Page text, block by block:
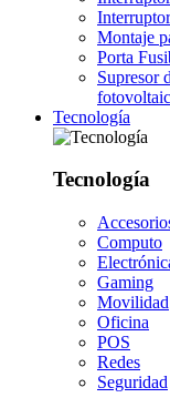
Montaje
Porta
Supresor
Tecnología
Tecnología
Computo
Gaming
Movilidad
Oficina
POS
Redes
Seguridad